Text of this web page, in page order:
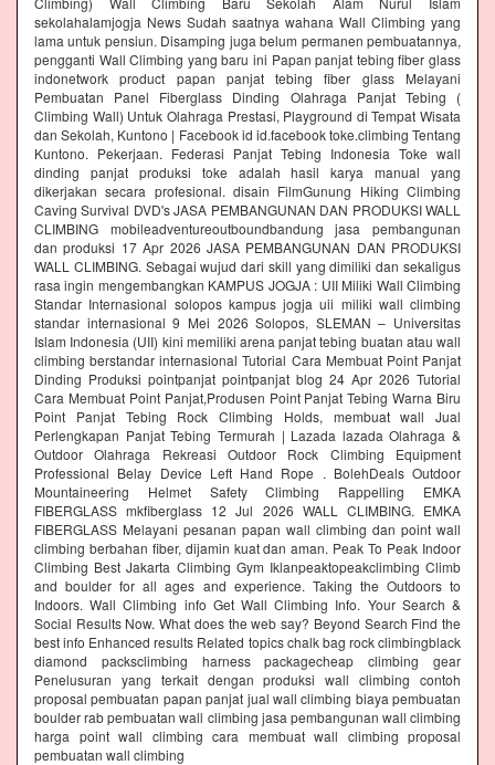
sekolahalamjogja News Sudah saatnya wahana Wall Climbing yang
lama untuk pensiun. Disamping juga belum permanen pembuatannya,
pengganti Wall Climbing yang baru ini Papan panjat tebing fiber glass
indonetwork product papan panjat tebing fiber glass Melayani
Pembuatan Panel Fiberglass Dinding Olahraga Panjat Tebing (
Climbing Wall) Untuk Olahraga Prestasi, Playground di Tempat Wisata
dan Sekolah, Kuntono | Facebook id id.facebook toke.climbing Tentang
Kuntono. Pekerjaan. Federasi Panjat Tebing Indonesia Toke wall
dinding panjat produksi toke adalah hasil karya manual yang
dikerjakan secara profesional. disain FilmGunung Hiking Climbing
Caving Survival DVD's JASA PEMBANGUNAN DAN PRODUKSI WALL
CLIMBING mobileadventureoutboundbandung jasa pembangunan
dan produksi 17 Apr 2026 JASA PEMBANGUNAN DAN PRODUKSI
WALL CLIMBING. Sebagai wujud dari skill yang dimiliki dan sekaligus
rasa ingin mengembangkan KAMPUS JOGJA : UII Miliki Wall Climbing
Standar Internasional solopos kampus jogja uii miliki wall climbing
standar internasional 9 Mei 2026 Solopos, SLEMAN – Universitas
Islam Indonesia (UII) kini memiliki arena panjat tebing buatan atau wall
climbing berstandar internasional Tutorial Cara Membuat Point Panjat
Dinding Produksi pointpanjat pointpanjat blog 24 Apr 2026 Tutorial
Cara Membuat Point Panjat,Produsen Point Panjat Tebing Warna Biru
Point Panjat Tebing Rock Climbing Holds, membuat wall Jual
Perlengkapan Panjat Tebing Termurah | Lazada lazada Olahraga &
Outdoor Olahraga Rekreasi Outdoor Rock Climbing Equipment
Professional Belay Device Left Hand Rope . BolehDeals Outdoor
Mountaineering Helmet Safety Climbing Rappelling EMKA
FIBERGLASS mkfiberglass 12 Jul 2026 WALL CLIMBING. EMKA
FIBERGLASS Melayani pesanan papan wall climbing dan point wall
climbing berbahan fiber, dijamin kuat dan aman. Peak To Peak Indoor
Climbing Best Jakarta Climbing Gym‎ Iklanpeaktopeakclimbing Climb
and boulder for all ages and experience. Taking the Outdoors to
Indoors. Wall Climbing‎ info Get Wall Climbing Info. Your Search &
Social Results Now. What does the web say? Beyond Search Find the
best info Enhanced results Related topics chalk bag rock climbingblack
diamond packsclimbing harness packagecheap climbing gear
Penelusuran yang terkait dengan produksi wall climbing contoh
proposal pembuatan papan panjat jual wall climbing biaya pembuatan
boulder rab pembuatan wall climbing jasa pembangunan wall climbing
harga point wall climbing cara membuat wall climbing proposal
pembuatan wall climbing